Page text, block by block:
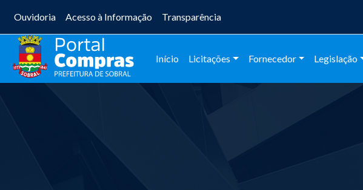
Ouvidoria Acesso à Informação Transparência
Início Licitações Fornecedor Legislação